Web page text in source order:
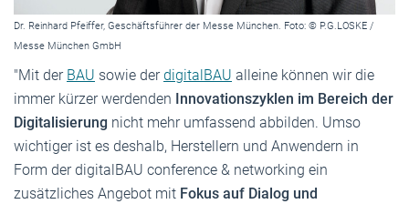
Dr. Reinhard Pfeiffer, Geschäftsführer der Messe München. Foto: © P.G.LOSKE /
Messe München GmbH
"Mit der BAU sowie derdigitalBAU alleine können wir die
immer kürzer werdenden Innovationszyklen im Bereich der
Digitalisierung nicht mehr umfassend abbilden. Umso
wichtiger ist es deshalb, Herstellern und Anwendern in
Form der digitalBAU conference & networking ein
zusätzliches Angebot mit Fokus auf Dialog und